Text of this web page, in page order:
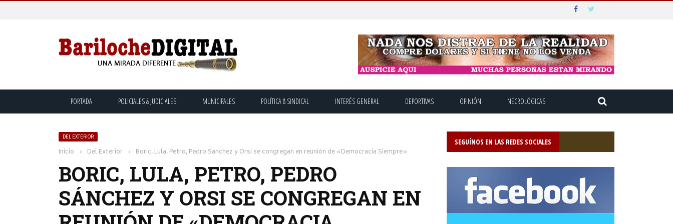
PORTADA POLICIALES & JUDICIALES MUNICIPALES POLÍTICA & SINDICAL INTERÉS GENERAL DEPORTIVAS OPINIÓN NECROLÓGICAS
DEL EXTERIOR
Inicio › Del Exterior › Boric, Lula, Petro, Pedro Sánchez y Orsi se congregan en reunión de «Democracia Siempre»
BORIC, LULA, PETRO, PEDRO
SÁNCHEZ Y ORSI SE CONGREGAN EN
SEGUÍNOS EN LAS REDES SOCIALES